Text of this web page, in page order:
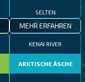
SELTEN
MEHR ERFAHREN
KENAI RIVER
ARKTISCHE ÄSCHE